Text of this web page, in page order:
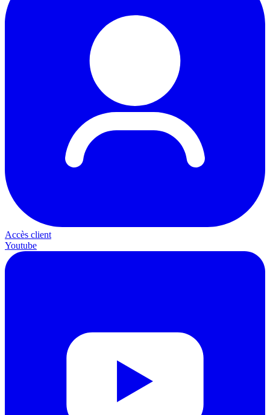
Accès client
Youtube